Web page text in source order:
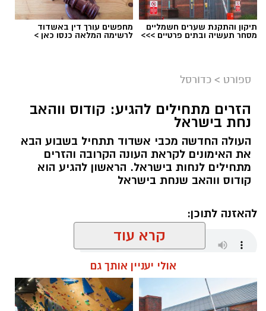
תיקון והתקנת שערים חשמליים
מסחר תעשיה ובתים פרטיים >>>
מחפשים עורך דין באשדוד
לרשימה המלאה כנסו כאן >
ספורט > כדורסל
הזרים מתחילים להגיע: קודוס ווהאב
נחת בישראל
העולה החדשה מכבי אשדוד תתחיל בשבוע הבא
את האימונים לקראת העונה הקרובה והזרים
מתחילים לנחות בישראל. הראשון להגיע הוא
קודוס ווהאב שנחת בישראל
להאזנה לתוכן:
שחר כחלון / 17:59 07.08.26
קרא עוד
אולי יעניין אותך גם